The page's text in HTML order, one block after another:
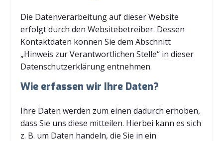
Die Datenverarbeitung auf dieser Website
erfolgt durch den Websitebetreiber. Dessen
Kontaktdaten können Sie dem Abschnitt
„Hinweis zur Verantwortlichen Stelle“ in dieser
Datenschutzerklärung entnehmen.
Wie erfassen wir Ihre Daten?
Ihre Daten werden zum einen dadurch erhoben,
dass Sie uns diese mitteilen. Hierbei kann es sich
z. B. um Daten handeln, die Sie in ein